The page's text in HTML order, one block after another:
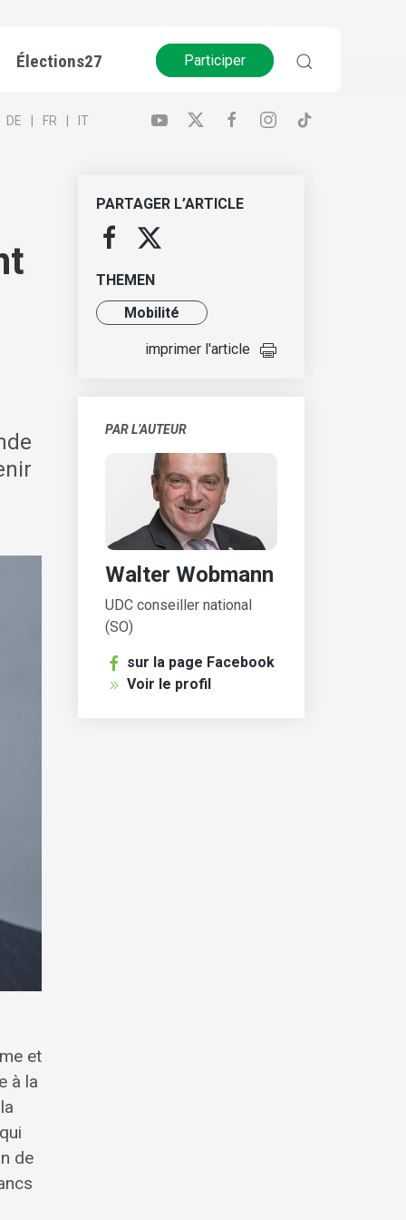
Élections27 Participer
DE FR IT
et
à la
de
PARTAGER L’ARTICLE
THEMEN
Mobilité
imprimer l'article
PAR L’AUTEUR
Walter Wobmann
UDC conseiller national
(SO)
sur la page Facebook
Voir le profil